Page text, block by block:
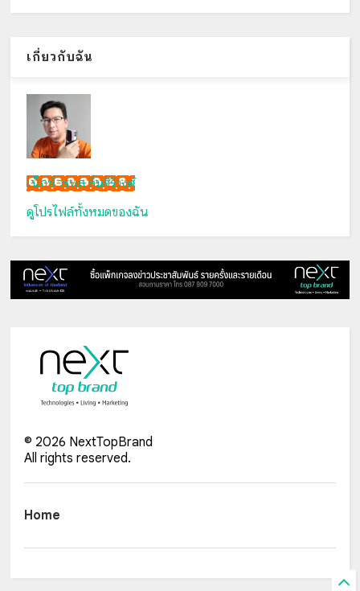
เกี่ยวกับฉัน
เน็กซ์ วรพล ลิ่มศิริวงศ์
ดูโปรไฟล์ทั้งหมดของฉัน
© 2026 NextTopBrand
All rights reserved.
Home